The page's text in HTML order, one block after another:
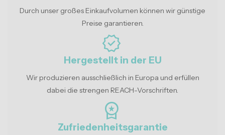
Durch unser großes Einkaufvolumen können wir günstige
Preise garantieren.
verified
Hergestellt in der EU
Wir produzieren ausschließlich in Europa und erfüllen
dabei die strengen REACH-Vorschriften.
workspace_premium
Zufriedenheitsgarantie